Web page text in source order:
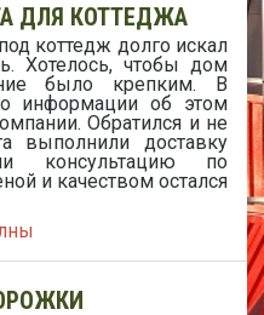
ДЛЯ КОТТЕДЖА
коттедж долго искал
Хотелось, чтобы дом
было крепким. В
информации об этом
Обратился и не
выполнили доставку
консультацию по
и качеством остался